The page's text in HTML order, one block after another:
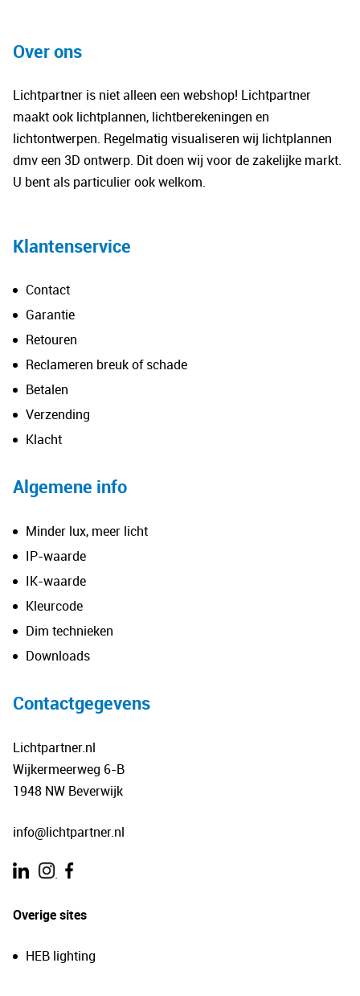
Over ons
Lichtpartner is niet alleen een webshop! Lichtpartner
maakt ook lichtplannen, lichtberekeningen en
lichtontwerpen. Regelmatig visualiseren wij lichtplannen
dmv een 3D ontwerp. Dit doen wij voor de zakelijke markt.
U bent als particulier ook welkom.
Klantenservice
Contact
Garantie
Retouren
Reclameren breuk of schade
Betalen
Verzending
Klacht
Algemene info
Minder lux, meer licht
IP-waarde
IK-waarde
Kleurcode
Dim technieken
Downloads
Contactgegevens
Lichtpartner.nl
Wijkermeerweg 6-B
1948 NW Beverwijk
info@lichtpartner.nl
.
Overige sites
HEB lighting